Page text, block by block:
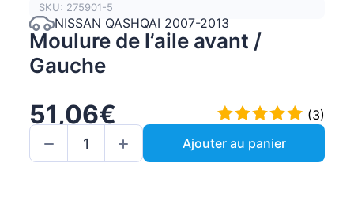
SKU: 275901-5
NISSAN QASHQAI 2007-2013
Moulure de l’aile avant /
Gauche
51,06€
(3)
Ajouter au panier